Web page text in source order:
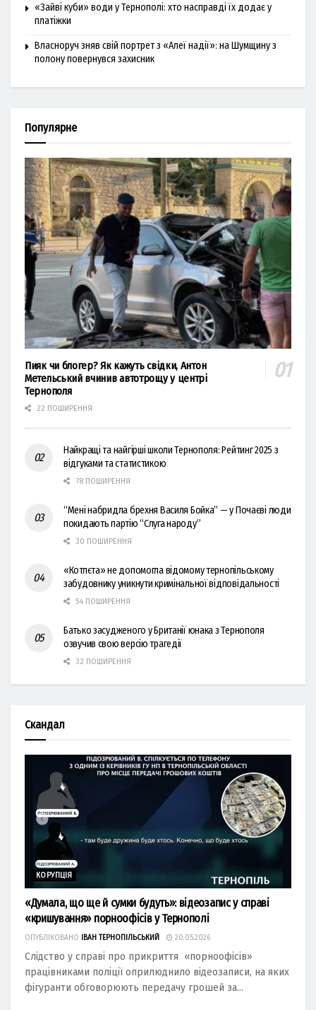
«Зайві куби» води у Тернополі: хто насправді їх додає у
платіжки
Власноруч зняв свій портрет з «Алеї надії»: на Шумщину з
полону повернувся захисник
Популярне
Пияк чи блогер? Як кажуть свідки, Антон
Метельський вчинив автотрощу у центрі
Тернополя
22 ПОШИРЕННЯ
Найкращі та найгірші школи Тернополя: Рейтинг 2025 з
відгуками та статистикою
78 ПОШИРЕННЯ
“Мені набридла брехня Василя Бойка” — у Почаєві люди
покидають партію “Слуга народу”
30 ПОШИРЕННЯ
«Котлєта» не допомогла відомому тернопільському
забудовнику уникнути кримінальної відповідальності
54 ПОШИРЕННЯ
Батько засудженого у Британії юнака з Тернополя
озвучив свою версію трагедії
32 ПОШИРЕННЯ
Скандал
КОРУПЦІЯ
«Думала, що ще й сумки будуть»: відеозапис у справі
«кришування» порноофісів у Тернополі
ОПУБЛІКОВАНО ІВАН ТЕРНОПІЛЬСЬКИЙ 20.05.2026
Слідство у справі про прикриття «порноофісів»
працівниками поліції оприлюднило відеозаписи, на яких
фігуранти обговорюють передачу грошей за...